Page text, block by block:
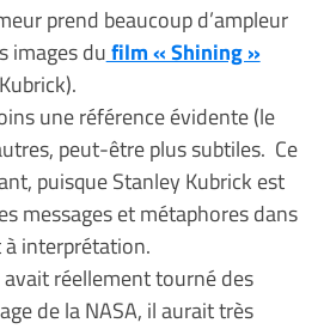
prend beaucoup d’ampleur
images dufilm « Shining »
une référence évidente (le
peut-être plus subtiles. Ce
puisque Stanley Kubrick est
messages et métaphores dans
interprétation.
avait réellement tourné des
de la NASA, il aurait très